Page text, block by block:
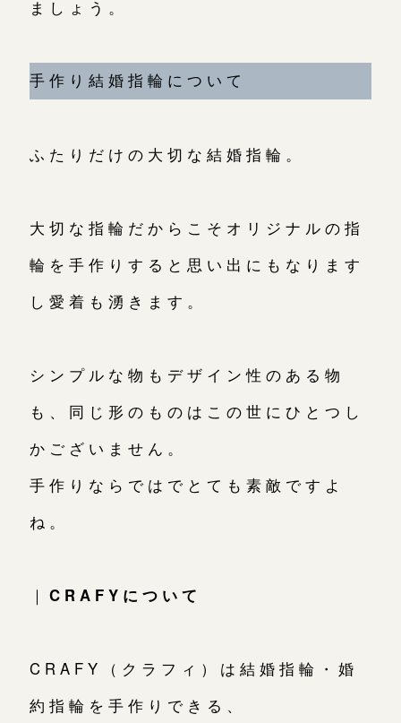
ましょう。
手作り結婚指輪について
ふたりだけの大切な結婚指輪。
大切な指輪だからこそオリジナルの指
輪を手作りすると思い出にもなります
し愛着も湧きます。
シンプルな物もデザイン性のある物
も、同じ形のものはこの世にひとつし
かございません。
手作りならではでとても素敵ですよ
ね。
｜ CRAFYについて
CRAFY（クラフィ）は結婚指輪・婚
約指輪を手作りできる、
広島店
オーダーメイド ご予約